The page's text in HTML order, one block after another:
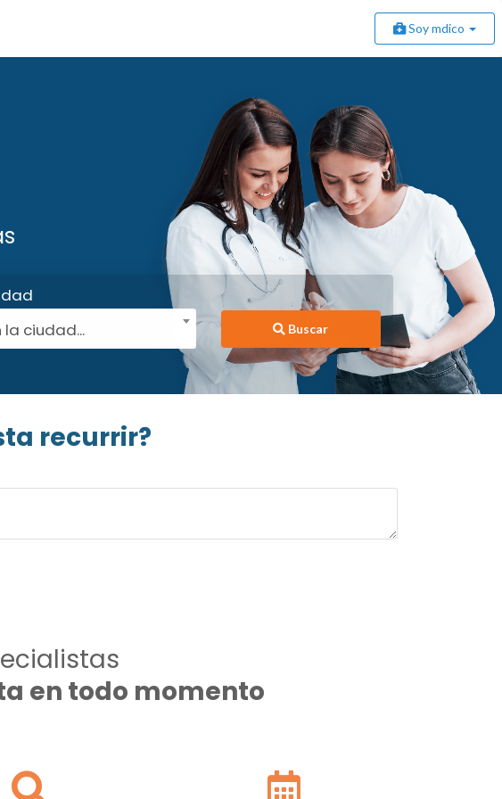
Soy mdico
la ciudad...
Buscar
recurrir?
en todo momento